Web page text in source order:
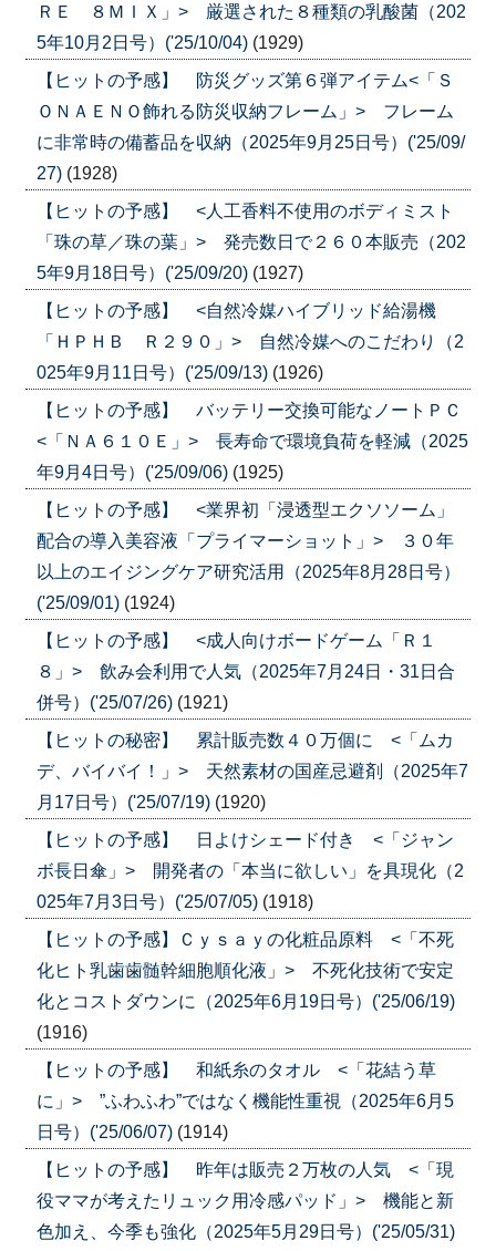
ＲＥ ８ＭＩＸ」> 厳選された８種類の乳酸菌（202
5年10月2日号）('25/10/04) (1929)
【ヒットの予感】 防災グッズ第６弾アイテム<「Ｓ
ＯＮＡＥＮＯ飾れる防災収納フレーム」> フレーム
に非常時の備蓄品を収納（2025年9月25日号）('25/09/
27) (1928)
【ヒットの予感】 <人工香料不使用のボディミスト
「珠の草／珠の葉」> 発売数日で２６０本販売（202
5年9月18日号）('25/09/20) (1927)
【ヒットの予感】 <自然冷媒ハイブリッド給湯機
「ＨＰＨＢ Ｒ２９０」> 自然冷媒へのこだわり（2
025年9月11日号）('25/09/13) (1926)
【ヒットの予感】 バッテリー交換可能なノートＰＣ
<「ＮＡ６１０Ｅ」> 長寿命で環境負荷を軽減（2025
年9月4日号）('25/09/06) (1925)
【ヒットの予感】 <業界初「浸透型エクソソーム」
配合の導入美容液「プライマーショット」> ３０年
以上のエイジングケア研究活用（2025年8月28日号）
('25/09/01) (1924)
【ヒットの予感】 <成人向けボードゲーム「Ｒ１
８」> 飲み会利用で人気（2025年7月24日・31日合
併号）('25/07/26) (1921)
【ヒットの秘密】 累計販売数４０万個に <「ムカ
デ、バイバイ！」> 天然素材の国産忌避剤（2025年7
月17日号）('25/07/19) (1920)
【ヒットの予感】 日よけシェード付き <「ジャン
ボ長日傘」> 開発者の「本当に欲しい」を具現化（2
025年7月3日号）('25/07/05) (1918)
【ヒットの予感】Ｃｙｓａｙの化粧品原料 <「不死
化ヒト乳歯歯髄幹細胞順化液」> 不死化技術で安定
化とコストダウンに（2025年6月19日号）('25/06/19)
(1916)
【ヒットの予感】 和紙糸のタオル <「花結う草
に」> ”ふわふわ”ではなく機能性重視（2025年6月5
日号）('25/06/07) (1914)
【ヒットの予感】 昨年は販売２万枚の人気 <「現
役ママが考えたリュック用冷感パッド」> 機能と新
色加え、今季も強化（2025年5月29日号）('25/05/31)